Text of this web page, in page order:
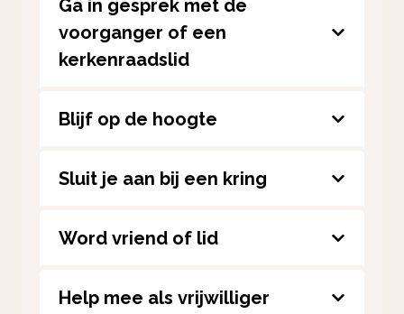
Ga in gesprek met de
voorganger of een
kerkenraadslid
Blijf op de hoogte
Sluit je aan bij een kring
Word vriend of lid
Help mee als vrijwilliger